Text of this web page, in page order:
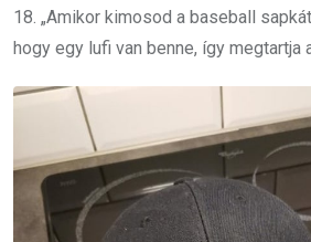
18. „Amikor kimosod a baseball
hogy egy lufi van benne, így megtartja